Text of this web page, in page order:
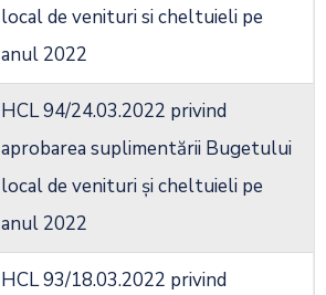
local de venituri si cheltuieli pe
anul 2022
HCL 94/24.03.2022 privind
aprobarea suplimentării Bugetului
local de venituri și cheltuieli pe
anul 2022
HCL 93/18.03.2022 privind